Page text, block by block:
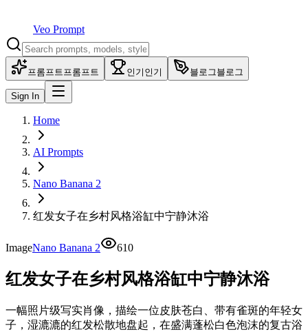
Veo Prompt
프롬프트프롬프트 인기 인기 블로그블로그
Sign In
Home
AI Prompts
Nano Banana 2
红发女子在乡村风格浴缸中宁静沐浴
ImageNano Banana 2 610
红发女子在乡村风格浴缸中宁静沐浴
一幅照片级写实肖像，描绘一位皮肤苍白、带有雀斑的年轻女
子，湿漉漉的红发松散地盘起，在盛满蓬松白色泡沫的复古浴